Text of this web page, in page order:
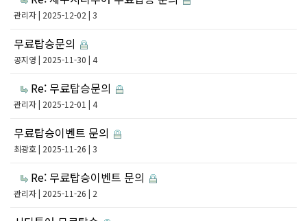
관리자| 2025-12-02 | 3
무료탑승문의
공지영 | 2025-11-30 | 4
Re: 무료탑승문의
관리자| 2025-12-01 | 4
무료탑승이벤트 문의
최광호| 2025-11-26 | 3
Re: 무료탑승이벤트 문의
관리자| 2025-11-26 | 2